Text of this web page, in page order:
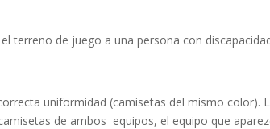
terreno de juego a una persona con
uniformidad (camisetas del mismo color).
de ambos equipos, el equipo que